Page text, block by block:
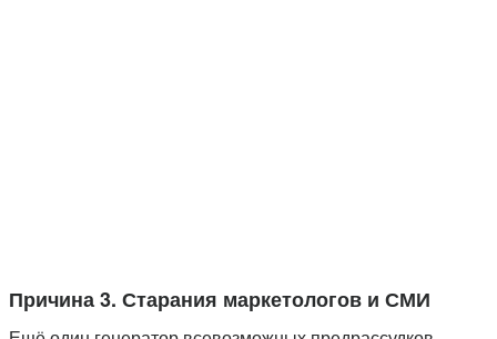
Причина 3. Старания маркетологов и СМИ